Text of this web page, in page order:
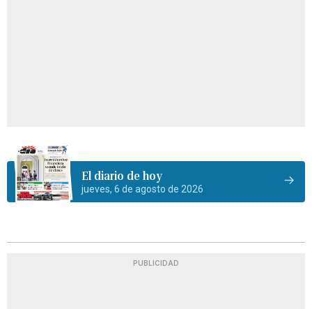
El diario de hoy
jueves, 6 de agosto de 2026
PUBLICIDAD